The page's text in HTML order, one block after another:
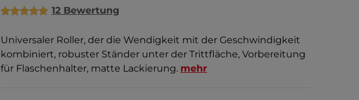
12 Bewertung
Universaler Roller, der die Wendigkeit mit der Geschwindigkeit
kombiniert, robuster Ständer unter der Trittfläche, Vorbereitung
für Flaschenhalter, matte Lackierung. mehr